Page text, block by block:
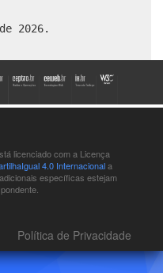
2026.
licenciado com a Licença
4.0 Internacionala
específicas estejam
Política de Privacidade